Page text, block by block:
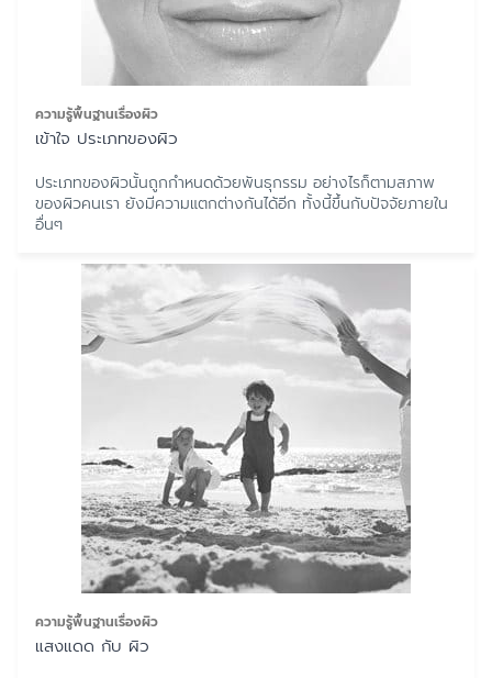
ความรู้พื้นฐานเรื่องผิว
เข้าใจ ประเภทของผิว
ประเภทของผิวนั้นถูกกำหนดด้วยพันธุกรรม อย่างไรก็ตามสภาพ
ของผิวคนเรา ยังมีความแตกต่างกันได้อีก ทั้งนี้ขึ้นกับปัจจัยภายใน
อื่นๆ
ความรู้พื้นฐานเรื่องผิว
แสงแดด กับ ผิว